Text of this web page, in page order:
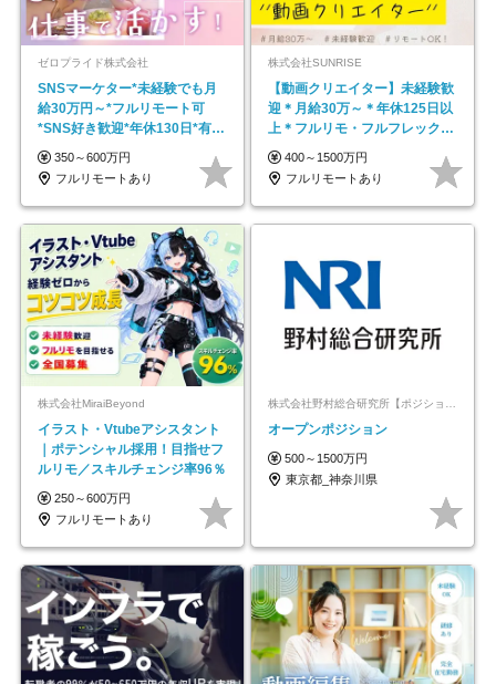
ゼロプライド株式会社
SNSマーケター*未経験でも月
給30万円～*フルリモート可
*SNS好き歓迎*年休130日*有休
取得率100%
350～600万円
フルリモートあり
株式会社SUNRISE
【動画クリエイター】未経験歓
迎＊月給30万～＊年休125日以
上＊フルリモ・フルフレックス
◆10名の採用が決定◆
400～1500万円
フルリモートあり
株式会社MiraiBeyond
イラスト・Vtubeアシスタント
｜ポテンシャル採用！目指せフ
ルリモ／スキルチェンジ率96％
250～600万円
フルリモートあり
株式会社野村総合研究所【ポジションマッチ登録】
オープンポジション
500～1500万円
東京都_神奈川県